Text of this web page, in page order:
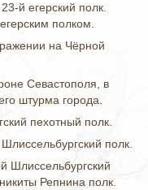
й егерский полк.
полком.
на Чёрной
Севастополя, в
штурма города.
пехотный полк.
полк.
Шлиссельбургский
Репнина полк.